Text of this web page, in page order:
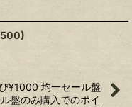
¥1000 均一セール盤
盤のみ購入でのポイ